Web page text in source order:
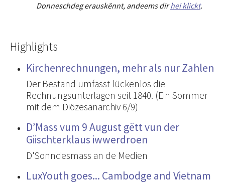
Donneschdeg erauskënnt, andeems dirhei klickt.
Highlights
Kirchenrechnungen, mehr als nur Zahlen
Der Bestand umfasst lückenlos die
Rechnungsunterlagen seit 1840. (Ein Sommer
mit dem Diözesanarchiv 6/9)
D’Mass vum 9 August gëtt vun der
Giischterklaus iwwerdroen
D'Sonndesmass an de Medien
LuxYouth goes... Cambodge and Vietnam